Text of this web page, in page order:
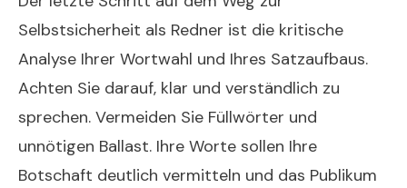
Selbstsicherheit als Redner ist die kritische
Analyse Ihrer Wortwahl und Ihres Satzaufbaus.
Achten Sie darauf, klar und verständlich zu
sprechen. Vermeiden Sie Füllwörter und
unnötigen Ballast. Ihre Worte sollen Ihre
Botschaft deutlich vermitteln und das Publikum